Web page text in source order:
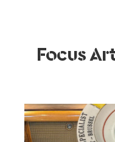
Focus